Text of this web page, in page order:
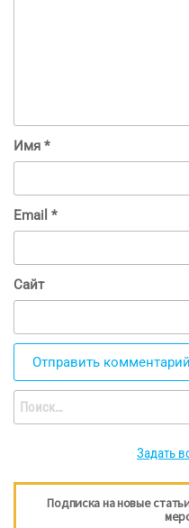
Имя *
Email *
Сайт
Найти:
Задать
Подписка на новые